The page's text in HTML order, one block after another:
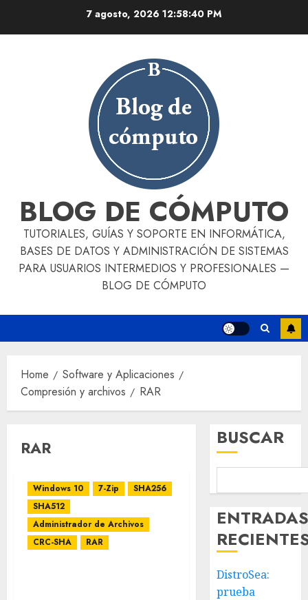
7 agosto, 202612:58:41 PM
BLOG DE CÓMPUTO
TUTORIALES, GUÍAS Y SOPORTE EN INFORMÁTICA,
BASES DE DATOS Y ADMINISTRACIÓN DE SISTEMAS
PARA USUARIOS INTERMEDIOS Y PROFESIONALES —
BLOG DE CÓMPUTO
Home
Software y Aplicaciones
Compresión y archivos
RAR
RAR
Windows 10 7-Zip
SHA256
SHA512
Administrador de Archivos
CRC-SHA
RAR
BUSCAR
DistroSea:
prueba